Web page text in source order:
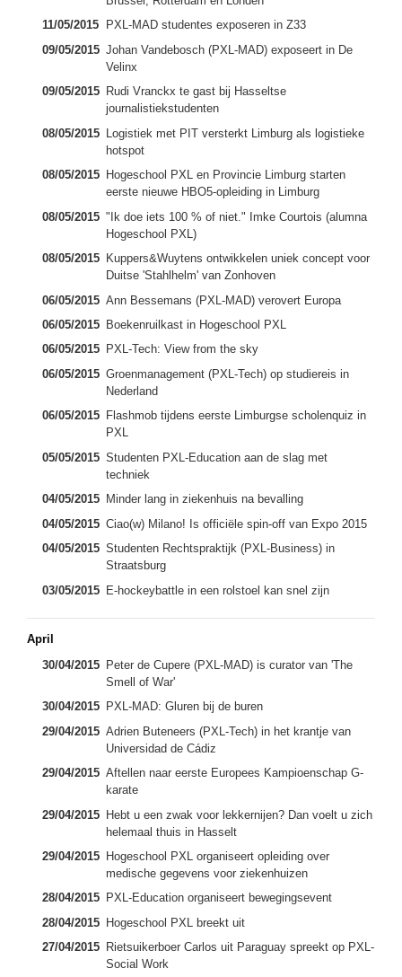
11/05/2015
PXL-MAD studentes exposeren in Z33
09/05/2015 Johan Vandebosch (PXL-MAD) exposeert in De
Velinx
09/05/2015 Rudi Vranckx te gast bij Hasseltse
journalistiekstudenten
08/05/2015 Logistiek met PIT versterkt Limburg als logistieke
hotspot
08/05/2015 Hogeschool PXL en Provincie Limburg starten
eerste nieuwe HBO5-opleiding in Limburg
08/05/2015 "Ik doe iets 100 % of niet." Imke Courtois (alumna
Hogeschool PXL)
08/05/2015 Kuppers&Wuytens ontwikkelen uniek concept voor
Duitse 'Stahlhelm' van Zonhoven
06/05/2015 Ann Bessemans (PXL-MAD) verovert Europa
06/05/2015 Boekenruilkast in Hogeschool PXL
06/05/2015 PXL-Tech: View from the sky
06/05/2015 Groenmanagement (PXL-Tech) op studiereis in
Nederland
06/05/2015 Flashmob tijdens eerste Limburgse scholenquiz in
PXL
05/05/2015 Studenten PXL-Education aan de slag met
techniek
04/05/2015 Minder lang in ziekenhuis na bevalling
04/05/2015 Ciao(w) Milano! Is officiële spin-off van Expo 2015
04/05/2015 Studenten Rechtspraktijk (PXL-Business) in
Straatsburg
03/05/2015 E-hockeybattle in een rolstoel kan snel zijn
April
30/04/2015 Peter de Cupere (PXL-MAD) is curator van 'The
Smell of War'
30/04/2015 PXL-MAD: Gluren bij de buren
29/04/2015 Adrien Buteneers (PXL-Tech) in het krantje van
Universidad de Cádiz
29/04/2015 Aftellen naar eerste Europees Kampioenschap G-
karate
29/04/2015 Hebt u een zwak voor lekkernijen? Dan voelt u zich
helemaal thuis in Hasselt
29/04/2015 Hogeschool PXL organiseert opleiding over
medische gegevens voor ziekenhuizen
28/04/2015 PXL-Education organiseert bewegingsevent
28/04/2015 Hogeschool PXL breekt uit
27/04/2015 Rietsuikerboer Carlos uit Paraguay spreekt op PXL-
Social Work